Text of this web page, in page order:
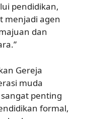
pendidikan,
menjadi agen
dan
Gereja
muda
penting
formal,